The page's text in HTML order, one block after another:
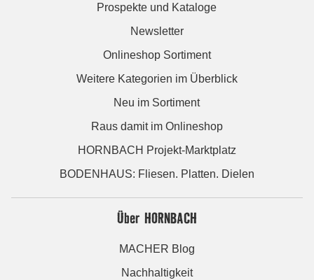
Prospekte und Kataloge
Newsletter
Onlineshop Sortiment
Weitere Kategorien im Überblick
Neu im Sortiment
Raus damit im Onlineshop
HORNBACH Projekt-Marktplatz
BODENHAUS: Fliesen. Platten. Dielen
Über HORNBACH
MACHER Blog
Nachhaltigkeit